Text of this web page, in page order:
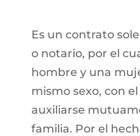
Es un contrato
o notario, por el
hombre y una
mismo sexo, con
auxiliarse
familia. Por el